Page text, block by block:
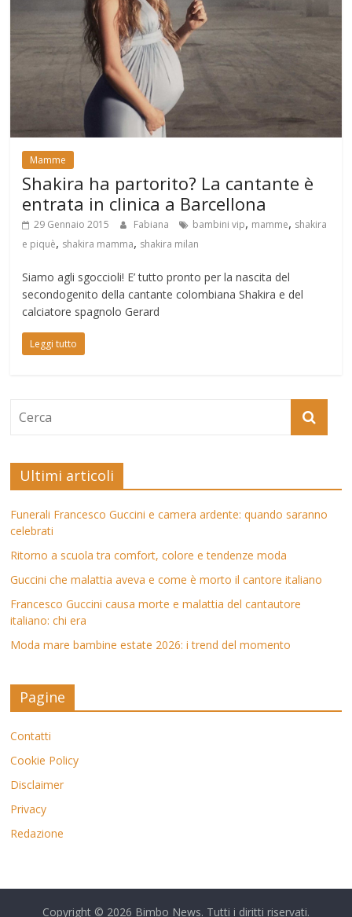
Mamme
Shakira ha partorito? La cantante è
entrata in clinica a Barcellona
29 Gennaio 2015 Fabiana bambini vip, mamme, shakira
e piquè, shakira mamma, shakira milan
Siamo agli sgoccioli! E’ tutto pronto per la nascita del
secondogenito della cantante colombiana Shakira e del
calciatore spagnolo Gerard
Leggi tutto
Ultimi articoli
Funerali Francesco Guccini e camera ardente: quando saranno
celebrati
Ritorno a scuola tra comfort, colore e tendenze moda
Guccini che malattia aveva e come è morto il cantore italiano
Francesco Guccini causa morte e malattia del cantautore
italiano: chi era
Moda mare bambine estate 2026: i trend del momento
Pagine
Contatti
Cookie Policy
Disclaimer
Privacy
Redazione
Copyright © 2026 Bimbo News. Tutti i diritti riservati.